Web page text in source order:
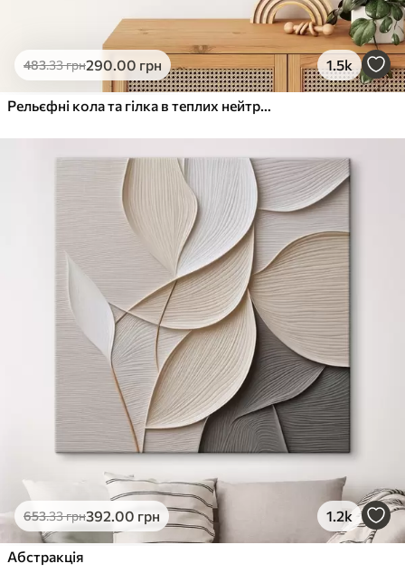
483.33грн290.00 грн 1.5k
Рельєфні кола та гілка в теплих нейтральних тонах
653.33грн392.00 грн 1.2k
Абстракція